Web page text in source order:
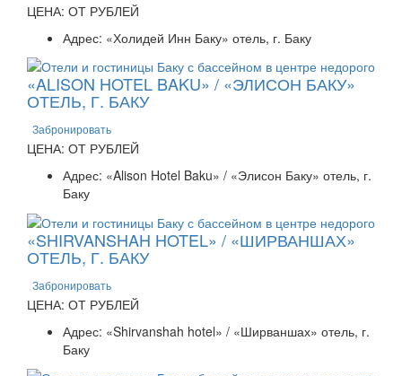
ЦЕНА: ОТ РУБЛЕЙ
Адрес: «Холидей Инн Баку» отель, г. Баку
«ALISON HOTEL BAKU» / «ЭЛИСОН БАКУ»
ОТЕЛЬ, Г. БАКУ
Забронировать
ЦЕНА: ОТ РУБЛЕЙ
Адрес: «Alison Hotel Baku» / «Элисон Баку» отель, г.
Баку
«SHIRVANSHAH HOTEL» / «ШИРВАНШАХ»
ОТЕЛЬ, Г. БАКУ
Забронировать
ЦЕНА: ОТ РУБЛЕЙ
Адрес: «Shirvanshah hotel» / «Ширваншах» отель, г.
Баку